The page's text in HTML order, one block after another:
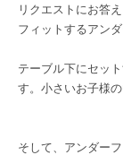
リクエストにお答
フィットするアン
テーブル下にセッ
す。小さいお子様
そして、アンダー